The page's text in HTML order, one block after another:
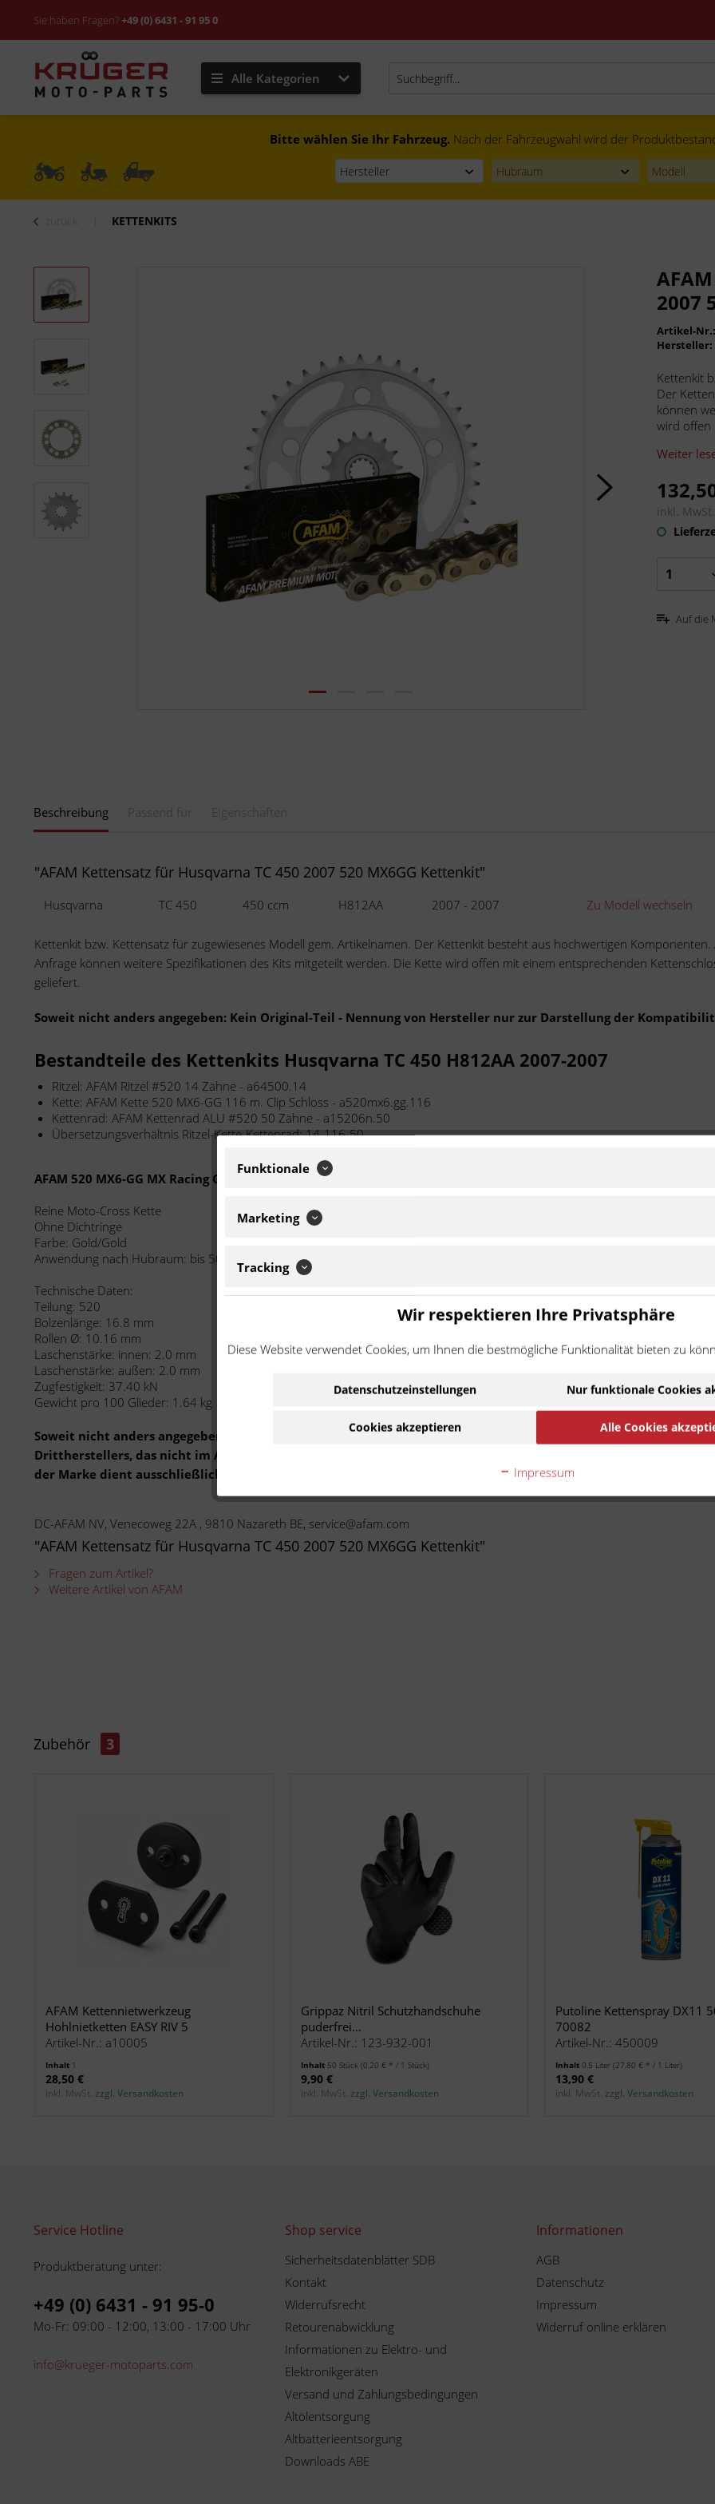
Sie haben Fragen?+49 (0) 6431 - 91 95 0
Alle Kategorien
Bitte wählen Sie Ihr Fahrzeug. Nach der Fahrzeugwahl wird der
KETTENKITS
2007
Artikel-Nr.:
Hersteller:
Kettenkit
Der
können
wird offen
Weiter
inkl.
Auf die
Beschreibung
"AFAM Kettensatz für Husqvarna TC 450 2007 520 MX6GG Kettenkit"
Husqvarna TC 450 450 ccm H812AA 2007 - 2007 Zu Modell wechseln
Kettenkit bzw. Kettensatz für zugewiesenes Modell gem. Artikelnamen. Der Kettenkit besteht aus hochwertigen Komponenten.
Anfrage können weitere Spezifikationen des Kits mitgeteilt werden. Die Kette wird offen mit einem entsprechenden
geliefert.
Soweit nicht anders angegeben: Kein Original-Teil - Nennung von Hersteller nur zur Darstellung der
Bestandteile des Kettenkits Husqvarna TC 450 H812AA 2007-2007
Ritzel: AFAM Ritzel #520 14 Zähne - a64500.14
Kette: AFAM Kette 520 MX6-GG 116 m. Clip Schloss - a520mx6.gg.116
Kettenrad: AFAM Kettenrad ALU #520 50 Zähne - a15206n.50
Übersetzungsverhältnis Ritzel-Kette-Kettenrad: 14-116-50
AFAM 520 MX6-GG MX Racing GP
Reine Moto-Cross Kette
Ohne Dichtringe
Farbe: Gold/Gold
Anwendung nach Hubraum: bis 500 ccm / nur Moto-Cross
Technische Daten:
Teilung: 520
Bolzenlänge: 16.8 mm
Rollen Ø: 10.16 mm
Laschenstärke: innen: 2.0 mm
Laschenstärke: außen: 2.0 mm
Zugfestigkeit: 37.40 kN
Gewicht pro 100 Glieder: 1.64 kg
Soweit nicht anders angegeben: Bei der angebotenen Ware handelt es sich um ein Zubehör-/Ersatzteil eines
Drittherstellers, das nicht im Auftrag oder mit Genehmigung des Motorradherstellers hergestellt wurde. Die
der Marke dient ausschließlich der Bestimmung der Kompatibilität.
DC-AFAM NV, Venecoweg 22A , 9810 Nazareth BE, service@afam.com
"AFAM Kettensatz für Husqvarna TC 450 2007 520 MX6GG Kettenkit"
Fragen zum Artikel?
Weitere Artikel von AFAM
Zubehör 3
AFAM Kettennietwerkzeug
Hohlnietketten EASY RIV 5
Artikel-Nr.: a10005
Inhalt 1
28,50 €
inkl. MwSt. zzgl. Versandkosten
Grippaz Nitril Schutzhandschuhe
puderfrei...
Artikel-Nr.: 123-932-001
Inhalt 50 Stück (0,20 € * / 1 Stück)
9,90 €
inkl. MwSt. zzgl. Versandkosten
Putoline Kettenspray DX11
70082
Artikel-Nr.: 450009
Inhalt 0.5 Liter (27,80 € * / 1 Liter)
13,90 €
inkl. MwSt. zzgl. Versandkosten
Service Hotline
Produktberatung unter:
+49 (0) 6431 - 91 95-0
Mo-Fr: 09:00 - 12:00, 13:00 - 17:00 Uhr
info@krueger-motoparts.com
Shop service
Sicherheitsdatenblätter SDB
Kontakt
Widerrufsrecht
Retourenabwicklung
Informationen zu Elektro- und
Elektronikgeräten
Versand und Zahlungsbedingungen
Altölentsorgung
Altbatterieentsorgung
Downloads ABE
Informationen
AGB
Datenschutz
Impressum
Widerruf online erklären
Funktionale
Marketing
Tracking
Wir respektieren Ihre Privatsphäre
Diese Website verwendet Cookies, um Ihnen die bestmögliche Funktionalität bieten zu
Datenschutzeinstellungen Nur funktionale Cookies
Cookies akzeptieren Alle Cookies
Impressum